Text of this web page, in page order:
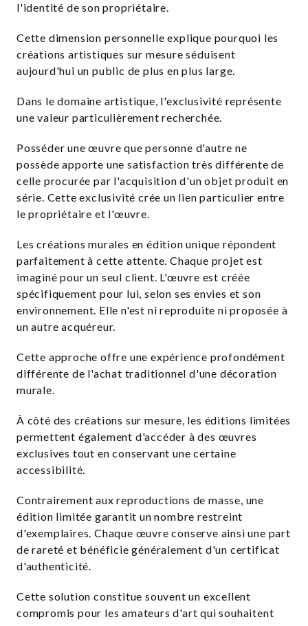
l'identité de son propriétaire.
Cette dimension personnelle explique pourquoi les
créations artistiques sur mesure séduisent
aujourd'hui un public de plus en plus large.
Dans le domaine artistique, l'exclusivité représente
une valeur particulièrement recherchée.
Posséder une œuvre que personne d'autre ne
possède apporte une satisfaction très différente de
celle procurée par l'acquisition d'un objet produit en
série. Cette exclusivité crée un lien particulier entre
le propriétaire et l'œuvre.
Les créations murales en édition unique répondent
parfaitement à cette attente. Chaque projet est
imaginé pour un seul client. L'œuvre est créée
spécifiquement pour lui, selon ses envies et son
environnement. Elle n'est ni reproduite ni proposée à
un autre acquéreur.
Cette approche offre une expérience profondément
différente de l'achat traditionnel d'une décoration
murale.
À côté des créations sur mesure, les éditions limitées
permettent également d'accéder à des œuvres
exclusives tout en conservant une certaine
accessibilité.
Contrairement aux reproductions de masse, une
édition limitée garantit un nombre restreint
d'exemplaires. Chaque œuvre conserve ainsi une part
de rareté et bénéficie généralement d'un certificat
d'authenticité.
Cette solution constitue souvent un excellent
compromis pour les amateurs d'art qui souhaitent